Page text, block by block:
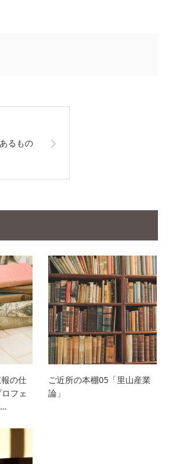
るもの
の仕
フェ
ご近所の本棚05「里山産業
論」